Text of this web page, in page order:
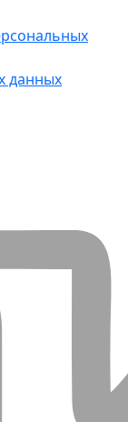
данных